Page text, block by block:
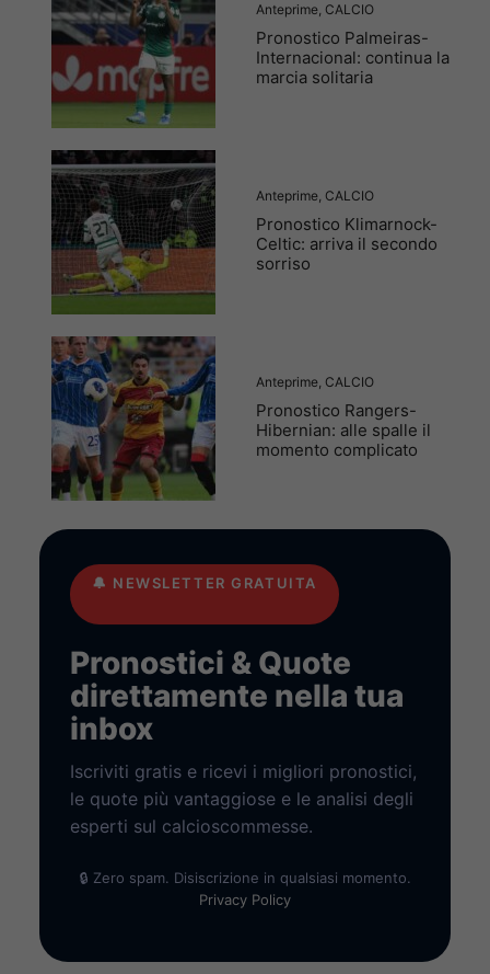
Anteprime CALCIO
Pronostico Palmeiras-
Internacional: continua la
marcia solitaria
Anteprime CALCIO
Pronostico Klimarnock-
Celtic: arriva il secondo
sorriso
Anteprime CALCIO
Pronostico Rangers-
Hibernian: alle spalle il
momento complicato
🔔 NEWSLETTER GRATUITA
Pronostici & Quote
direttamente nella tua
inbox
Iscriviti gratis e ricevi i migliori pronostici,
le quote più vantaggiose e le analisi degli
esperti sul calcioscommesse.
🔒 Zero spam. Disiscrizione in qualsiasi momento.
Privacy Policy